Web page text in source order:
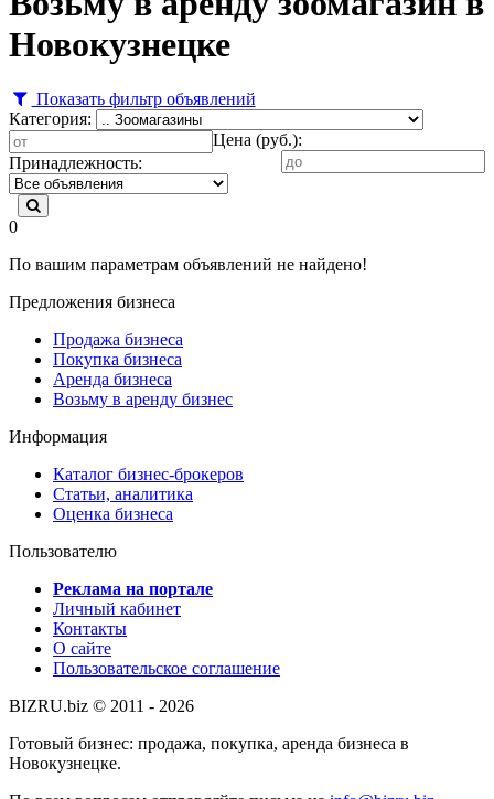
Новокузнецке
Показать фильтр объявлений
Категория:
Цена (руб.):
Принадлежность:
0
По вашим параметрам объявлений не найдено!
Предложения бизнеса
Продажа бизнеса
Покупка бизнеса
Аренда бизнеса
Возьму в аренду бизнес
Информация
Каталог бизнес-брокеров
Статьи, аналитика
Оценка бизнеса
Пользователю
Реклама на портале
Личный кабинет
Контакты
О сайте
Пользовательское соглашение
BIZRU.biz © 2011 - 2026
Готовый бизнес: продажа, покупка, аренда бизнеса в
Новокузнецке.